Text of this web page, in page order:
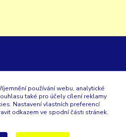
používání webu, analytické
také pro účely cílení reklamy
Nastavení vlastních preferencí
odkazem ve spodní části stránek.